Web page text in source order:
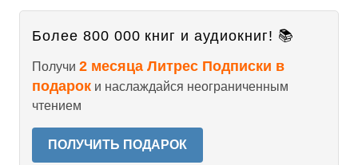
Более 800 000 книг и аудиокниг! 📚
Получи 2 месяца Литрес Подписки в
подарок и наслаждайся неограниченным
чтением
ПОЛУЧИТЬ ПОДАРОК